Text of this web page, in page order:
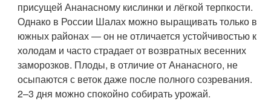
присущей Ананасному кислинки и лёгкой терпкости.
Однако в России Шалах можно выращивать только в
южных районах — он не отличается устойчивостью к
холодам и часто страдает от возвратных весенних
заморозков. Плоды, в отличие от Ананасного, не
осыпаются с веток даже после полного созревания.
2–3 дня можно спокойно собирать урожай.